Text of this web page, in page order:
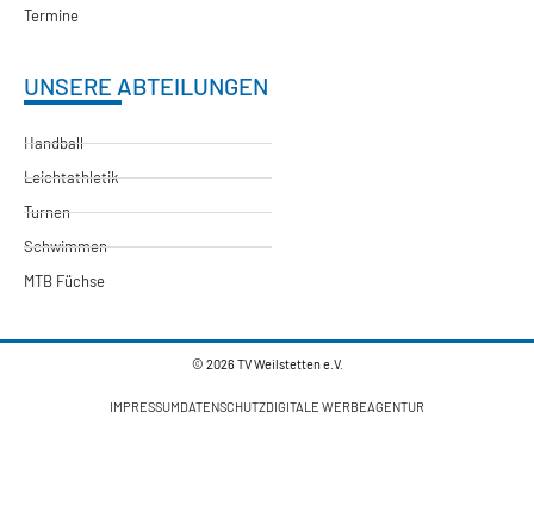
Termine
UNSERE ABTEILUNGEN
Handball
Leichtathletik
Turnen
Schwimmen
MTB Füchse
© 2026 TV Weilstetten e.V.
IMPRESSUMDATENSCHUTZDIGITALE WERBEAGENTUR